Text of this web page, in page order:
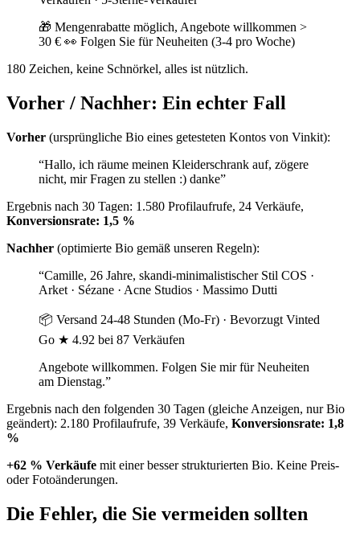
🎁 Mengenrabatte möglich, Angebote willkommen >
30 € 👀 Folgen Sie für Neuheiten (3-4 pro Woche)
180 Zeichen, keine Schnörkel, alles ist nützlich.
Vorher / Nachher: Ein echter Fall
Vorher (ursprüngliche Bio eines getesteten Kontos von Vinkit):
“Hallo, ich räume meinen Kleiderschrank auf, zögere
nicht, mir Fragen zu stellen :) danke”
Ergebnis nach 30 Tagen: 1.580 Profilaufrufe, 24 Verkäufe,
Konversionsrate: 1,5 %
Nachher (optimierte Bio gemäß unseren Regeln):
“Camille, 26 Jahre, skandi-minimalistischer Stil COS ·
Arket · Sézane · Acne Studios · Massimo Dutti
📦 Versand 24-48 Stunden (Mo-Fr) · Bevorzugt Vinted
Go ★ 4.92 bei 87 Verkäufen
Angebote willkommen. Folgen Sie mir für Neuheiten
am Dienstag.”
Ergebnis nach den folgenden 30 Tagen (gleiche Anzeigen, nur Bio
geändert): 2.180 Profilaufrufe, 39 Verkäufe, Konversionsrate: 1,8
%
+62 % Verkäufe mit einer besser strukturierten Bio. Keine Preis-
oder Fotoänderungen.
Die Fehler, die Sie vermeiden sollten